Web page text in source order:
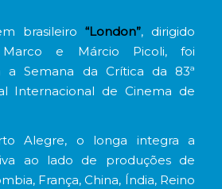
brasileiro“London”, dirigido
e Márcio Picoli, foi
a Semana da Crítica da 83ª
Internacional de Cinema de
Alegre, o longa integra a
ao lado de produções de
França, China, Índia, Reino